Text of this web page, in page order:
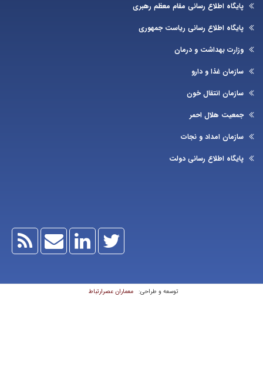
اطلاع رسانی مقام معظم رهبری
اطلاع رسانی ریاست جمهوری
بهداشت و درمان
غذا و دارو
انتقال خون
هلال احمر
امداد و نجات
اطلاع رسانی دولت
توسعه و طراحی: معماران عصر‌ارتباط